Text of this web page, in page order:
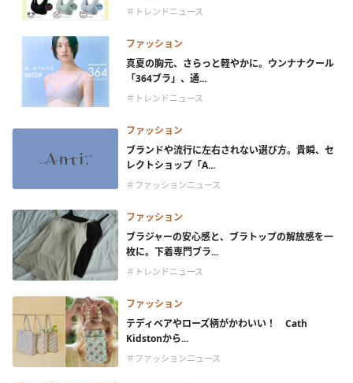
＃トレンドニュース
ファッション
真夏の胸元、さらっと軽やかに。ウンナナクール
「364ブラ」、通...
＃トレンドニュース
ファッション
ブランドや流行に左右されない選び方。貴瞬、セ
レクトショップ「A...
＃ファッションニュース
ファッション
ブラジャーの安心感と、ブラトップの解放感を一
枚に。下着専門ブラ...
＃トレンドニュース
ファッション
テディベアやローズ柄がかわいい！ Cath
Kidstonから...
＃ファッションニュース